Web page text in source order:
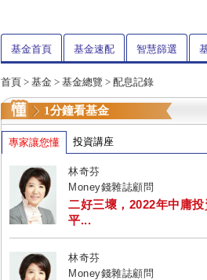
基金首頁 基金速配 智慧篩選
首頁 > 基金 > 基金總覽 > 配息記錄
1分鐘看基金
專家讓您懂 投資講座
林奇芬
Money錢雜誌顧問
二好三壞，2022年中庸投
平...
林奇芬
Money錢雜誌顧問